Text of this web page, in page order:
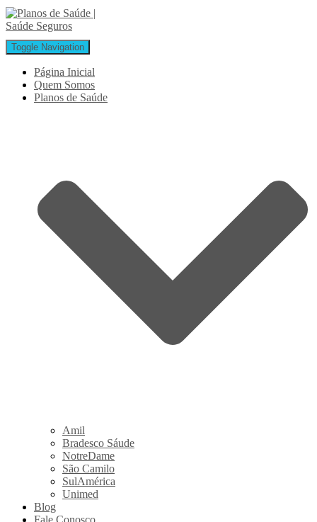
Toggle Navigation
Página Inicial
Quem Somos
Planos de Saúde
Amil
Bradesco Sáude
NotreDame
São Camilo
SulAmérica
Unimed
Blog
Fale Conosco